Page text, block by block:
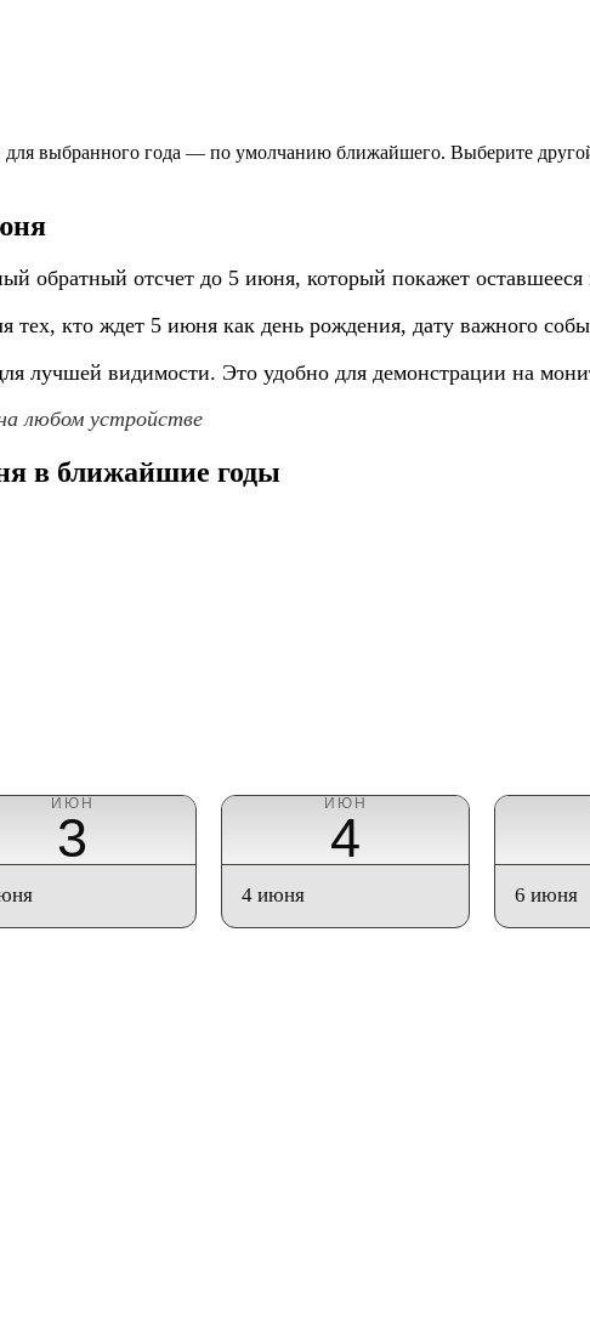
выбранного года — по умолчанию ближайшего. Выберите
обратный отсчет до 5 июня, который покажет
тех, кто ждет 5 июня как день рождения, дату важного
лучшей видимости. Это удобно для демонстрации на
любом устройстве
в ближайшие годы
ИЮН
3
ИЮН
4
4 июня 6 июня